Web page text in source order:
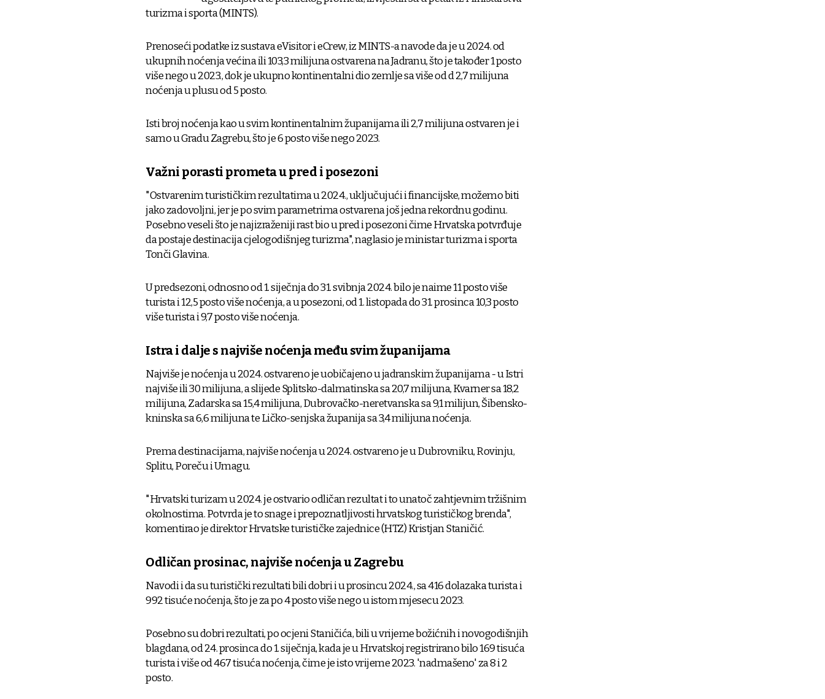
turizma i sporta (MINTS).
Prenoseći podatke iz sustava eVisitor i eCrew, iz MINTS-a navode da je u 2024. od
ukupnih noćenja većina ili 103,3 milijuna ostvarena na Jadranu, što je također 1 posto
više nego u 2023., dok je ukupno kontinentalni dio zemlje sa više od d 2,7 milijuna
noćenja u plusu od 5 posto.
Isti broj noćenja kao u svim kontinentalnim županijama ili 2,7 milijuna ostvaren je i
samo u Gradu Zagrebu, što je 6 posto više nego 2023.
Važni porasti prometa u pred i posezoni
"Ostvarenim turističkim rezultatima u 2024., uključujući i financijske, možemo biti
jako zadovoljni, jer je po svim parametrima ostvarena još jedna rekordnu godinu.
Posebno veseli što je najizraženiji rast bio u pred i posezoni čime Hrvatska potvrđuje
da postaje destinacija cjelogodišnjeg turizma", naglasio je ministar turizma i sporta
Tonči Glavina.
U predsezoni, odnosno od 1. siječnja do 31. svibnja 2024. bilo je naime 11 posto više
turista i 12,5 posto više noćenja, a u posezoni, od 1. listopada do 31. prosinca 10,3 posto
više turista i 9,7 posto više noćenja.
Istra i dalje s najviše noćenja među svim županijama
Najviše je noćenja u 2024. ostvareno je uobičajeno u jadranskim županijama - u Istri
najviše ili 30 milijuna, a slijede Splitsko-dalmatinska sa 20,7 milijuna, Kvarner sa 18,2
milijuna, Zadarska sa 15,4 milijuna, Dubrovačko-neretvanska sa 9,1 milijun, Šibensko-
kninska sa 6,6 milijuna te Ličko-senjska županija sa 3,4 milijuna noćenja.
Prema destinacijama, najviše noćenja u 2024. ostvareno je u Dubrovniku, Rovinju,
Splitu, Poreču i Umagu.
"Hrvatski turizam u 2024. je ostvario odličan rezultat i to unatoč zahtjevnim tržišnim
okolnostima. Potvrda je to snage i prepoznatljivosti hrvatskog turističkog brenda",
komentirao je direktor Hrvatske turističke zajednice (HTZ) Kristjan Staničić.
Odličan prosinac, najviše noćenja u Zagrebu
Navodi i da su turistički rezultati bili dobri i u prosincu 2024., sa 416 dolazaka turista i
992 tisuće noćenja, što je za po 4 posto više nego u istom mjesecu 2023.
Posebno su dobri rezultati, po ocjeni Staničića, bili u vrijeme božićnih i novogodišnjih
blagdana, od 24. prosinca do 1. siječnja, kada je u Hrvatskoj registrirano bilo 169 tisuća
turista i više od 467 tisuća noćenja, čime je isto vrijeme 2023. 'nadmašeno' za 8 i 2
posto.